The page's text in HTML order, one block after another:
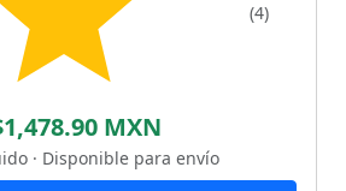
(4)
MXN
· Disponible para envío